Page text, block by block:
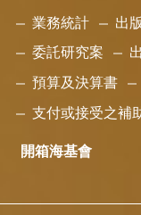
業務統計 出
委託研究案
預算及決算書
支付或接受之補
開箱海基會